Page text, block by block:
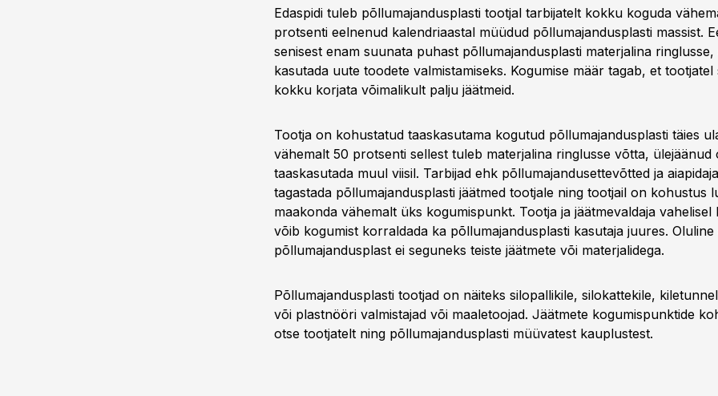
Edaspidi tuleb põllumajandusplasti tootjal tarbijatelt kokku koguda
protsenti eelnenud kalendriaastal müüdud põllumajandusplasti massist.
senisest enam suunata puhast põllumajandusplasti materjalina ringlusse,
kasutada uute toodete valmistamiseks. Kogumise määr tagab, et tootjatel
kokku korjata võimalikult palju jäätmeid.
Tootja on kohustatud taaskasutama kogutud põllumajandusplasti täies
vähemalt 50 protsenti sellest tuleb materjalina ringlusse võtta, ülejäänud
taaskasutada muul viisil. Tarbijad ehk põllumajandusettevõtted ja
tagastada põllumajandusplasti jäätmed tootjale ning tootjail on kohustus
maakonda vähemalt üks kogumispunkt. Tootja ja jäätmevaldaja
võib kogumist korraldada ka põllumajandusplasti kasutaja juures.
põllumajandusplast ei seguneks teiste jäätmete või materjalidega.
Põllumajandusplasti tootjad on näiteks silopallikile, silokattekile,
või plastnööri valmistajad või maaletoojad. Jäätmete kogumispunktide
otse tootjatelt ning põllumajandusplasti müüvatest kauplustest.